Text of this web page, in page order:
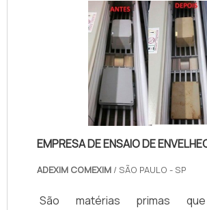
encontrar diversos produtos
finalidades, tendo em vista que
que desenvolveram opções de
preço, sendo tipos que
utilidade, mas que ma.
EMPRESA DE ENSAIO DE
ADEXIM COMEXIM / SÃO PAULO - SP
São matérias primas